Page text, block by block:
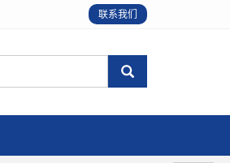
联系我们